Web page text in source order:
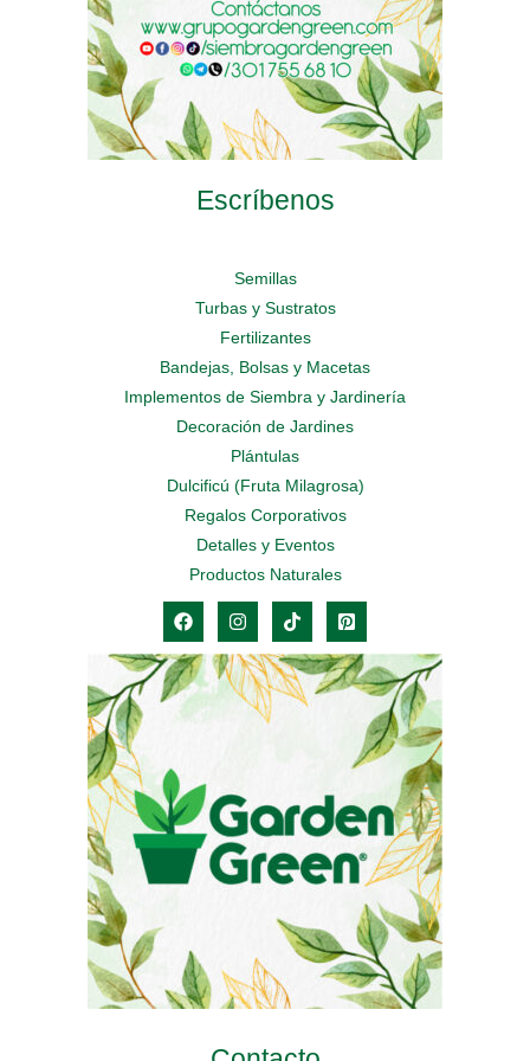
producto
producto
Escríbenos
Semillas
Turbas y Sustratos
Fertilizantes
Bandejas, Bolsas y Macetas
Implementos de Siembra y Jardinería
Decoración de Jardines
Plántulas
Dulcificú (Fruta Milagrosa)
Regalos Corporativos
Detalles y Eventos
Productos Naturales